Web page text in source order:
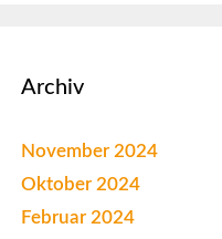
Archiv
November 2024
Oktober 2024
Februar 2024